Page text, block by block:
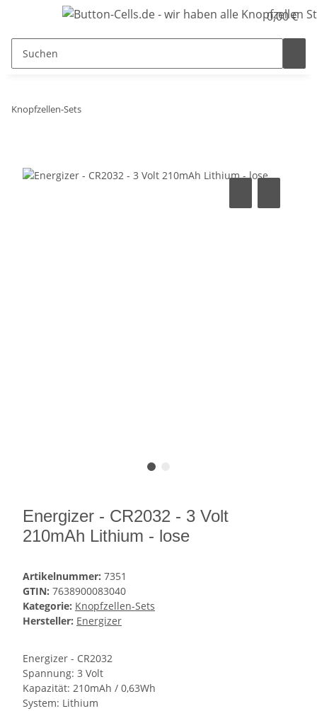
0,00 €
Knopfzellen-Sets
Energizer - CR2032 - 3 Volt
210mAh Lithium - lose
Artikelnummer: 7351
GTIN: 7638900083040
Kategorie: Knopfzellen-Sets
Hersteller: Energizer
Energizer - CR2032
Spannung: 3 Volt
Kapazität: 210mAh / 0,63Wh
System: Lithium